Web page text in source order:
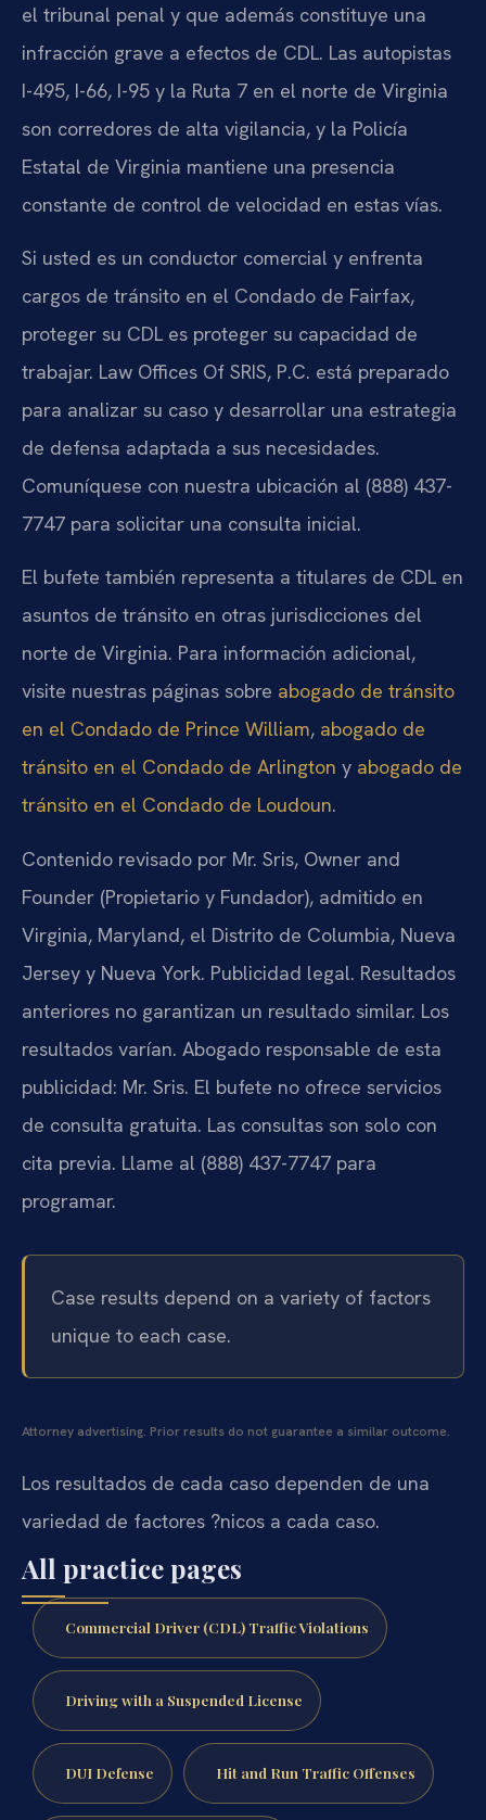
el tribunal penal y que además constituye una
infracción grave a efectos de CDL. Las autopistas
I-495, I-66, I-95 y la Ruta 7 en el norte de Virginia
son corredores de alta vigilancia, y la Policía
Estatal de Virginia mantiene una presencia
constante de control de velocidad en estas vías.
Si usted es un conductor comercial y enfrenta
cargos de tránsito en el Condado de Fairfax,
proteger su CDL es proteger su capacidad de
trabajar. Law Offices Of SRIS, P.C. está preparado
para analizar su caso y desarrollar una estrategia
de defensa adaptada a sus necesidades.
Comuníquese con nuestra ubicación al (888) 437-
7747 para solicitar una consulta inicial.
El bufete también representa a titulares de CDL en
asuntos de tránsito en otras jurisdicciones del
norte de Virginia. Para información adicional,
visite nuestras páginas sobre abogado de tránsito
en el Condado de Prince William, abogado de
tránsito en el Condado de Arlington y abogado de
tránsito en el Condado de Loudoun.
Contenido revisado por Mr. Sris, Owner and
Founder (Propietario y Fundador), admitido en
Virginia, Maryland, el Distrito de Columbia, Nueva
Jersey y Nueva York. Publicidad legal. Resultados
anteriores no garantizan un resultado similar. Los
resultados varían. Abogado responsable de esta
publicidad: Mr. Sris. El bufete no ofrece servicios
de consulta gratuita. Las consultas son solo con
cita previa. Llame al (888) 437-7747 para
programar.
Case results depend on a variety of factors
unique to each case.
Attorney advertising. Prior results do not guarantee a similar outcome.
Los resultados de cada caso dependen de una
variedad de factores ?nicos a cada caso.
All practice pages
Commercial Driver (CDL) Traffic Violations
Driving with a Suspended License
DUI Defense Hit and Run Traffic Offenses